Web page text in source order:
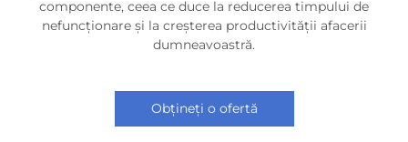
componente, ceea ce duce la reducerea timpului de
nefuncționare și la creșterea productivității afacerii
dumneavoastră.
Obțineți o ofertă